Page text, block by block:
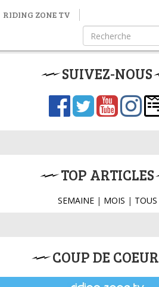
RIDING ZONE TV
SUIVEZ-NOUS
TOP ARTICLES
SEMAINE| MOIS | TOUS
COUP DE COEUR